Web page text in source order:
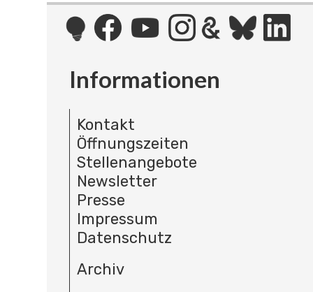
Informationen
Kontakt
Öffnungszeiten
Stellenangebote
Newsletter
Presse
Impressum
Datenschutz
Archiv